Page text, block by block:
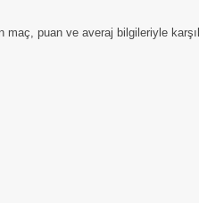
maç, puan ve averaj bilgileriyle